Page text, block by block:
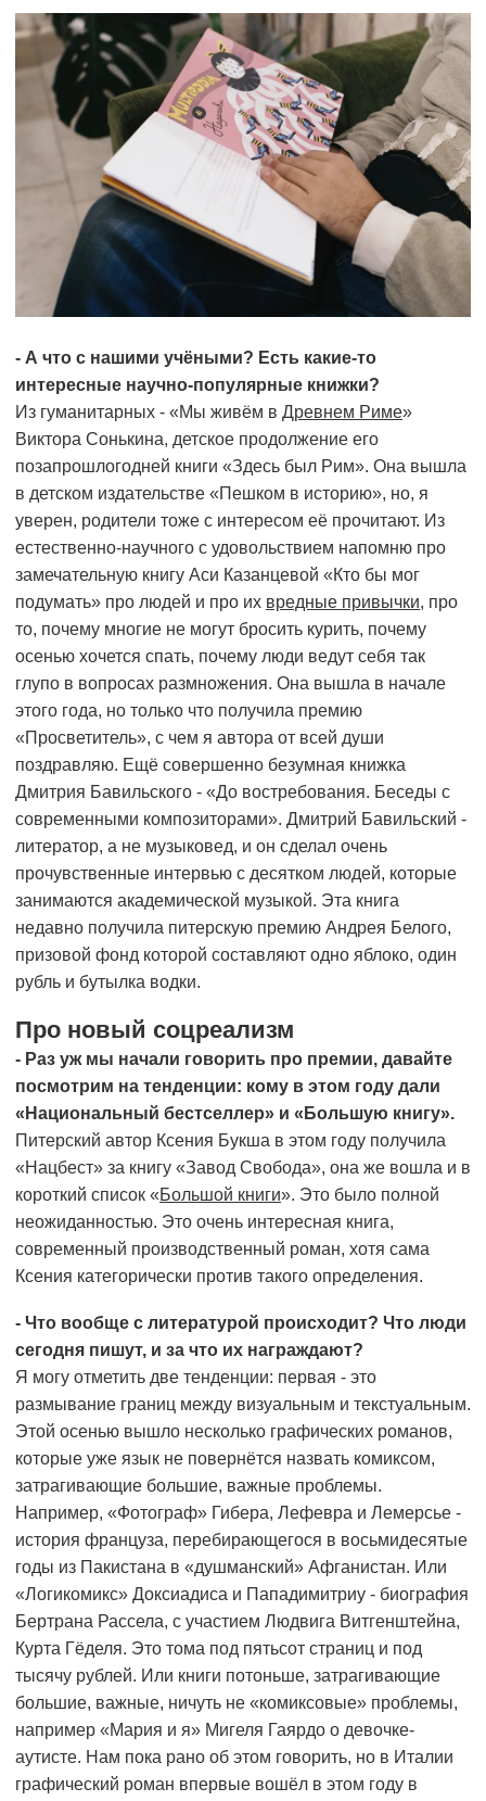
- А что с нашими учёными? Есть какие-то
интересные научно-популярные книжки?
Из гуманитарных - «Мы живём в Древнем Риме»
Виктора Сонькина, детское продолжение его
позапрошлогодней книги «Здесь был Рим». Она вышла
в детском издательстве «Пешком в историю», но, я
уверен, родители тоже с интересом её прочитают. Из
естественно-научного с удовольствием напомню про
замечательную книгу Аси Казанцевой «Кто бы мог
подумать» про людей и про их вредные привычки, про
то, почему многие не могут бросить курить, почему
осенью хочется спать, почему люди ведут себя так
глупо в вопросах размножения. Она вышла в начале
этого года, но только что получила премию
«Просветитель», с чем я автора от всей души
поздравляю. Ещё совершенно безумная книжка
Дмитрия Бавильского - «До востребования. Беседы с
современными композиторами». Дмитрий Бавильский -
литератор, а не музыковед, и он сделал очень
прочувственные интервью с десятком людей, которые
занимаются академической музыкой. Эта книга
недавно получила питерскую премию Андрея Белого,
призовой фонд которой составляют одно яблоко, один
рубль и бутылка водки.
Про новый соцреализм
- Раз уж мы начали говорить про премии, давайте
посмотрим на тенденции: кому в этом году дали
«Национальный бестселлер» и «Большую книгу».
Питерский автор Ксения Букша в этом году получила
«Нацбест» за книгу «Завод Свобода», она же вошла и в
короткий список «Большой книги». Это было полной
неожиданностью. Это очень интересная книга,
современный производственный роман, хотя сама
Ксения категорически против такого определения.
- Что вообще с литературой происходит? Что люди
сегодня пишут, и за что их награждают?
Я могу отметить две тенденции: первая - это
размывание границ между визуальным и текстуальным.
Этой осенью вышло несколько графических романов,
которые уже язык не повернётся назвать комиксом,
затрагивающие большие, важные проблемы.
Например, «Фотограф» Гибера, Лефевра и Лемерсье -
история француза, перебирающегося в восьмидесятые
годы из Пакистана в «душманский» Афганистан. Или
«Логикомикс» Доксиадиса и Пападимитриу - биография
Бертрана Рассела, с участием Людвига Витгенштейна,
Курта Гёделя. Это тома под пятьсот страниц и под
тысячу рублей. Или книги потоньше, затрагивающие
большие, важные, ничуть не «комиксовые» проблемы,
например «Мария и я» Мигеля Гаярдо о девочке-
аутисте. Нам пока рано об этом говорить, но в Италии
графический роман впервые вошёл в этом году в